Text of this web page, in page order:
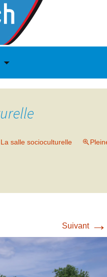
La salle socioculturelle
Suivant →